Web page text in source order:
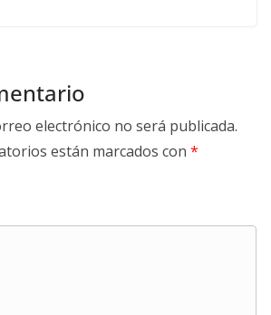
electrónico no será publicada.
están marcados con *